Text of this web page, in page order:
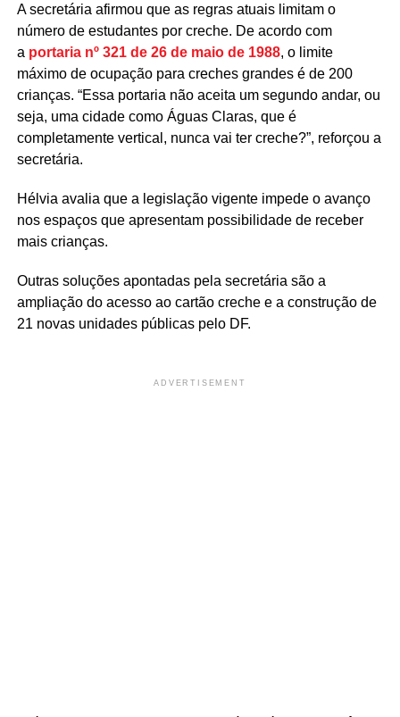
A secretária afirmou que as regras atuais limitam o
número de estudantes por creche. De acordo com
a portaria nº 321 de 26 de maio de 1988, o limite
máximo de ocupação para creches grandes é de 200
crianças. “Essa portaria não aceita um segundo andar, ou
seja, uma cidade como Águas Claras, que é
completamente vertical, nunca vai ter creche?”, reforçou a
secretária.
Hélvia avalia que a legislação vigente impede o avanço
nos espaços que apresentam possibilidade de receber
mais crianças.
Outras soluções apontadas pela secretária são a
ampliação do acesso ao cartão creche e a construção de
21 novas unidades públicas pelo DF.
ADVERTISEMENT